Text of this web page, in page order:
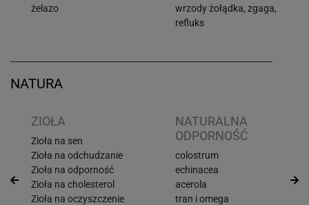
żelazo
wrzody żołądka, zgaga,
refluks
NATURA
ZIOŁA
Zioła na sen
Zioła na odchudzanie
Zioła na odporność
Zioła na cholesterol
Zioła na oczyszczenie
NATURALNA
ODPORNOŚĆ
colostrum
echinacea
acerola
tran i omega